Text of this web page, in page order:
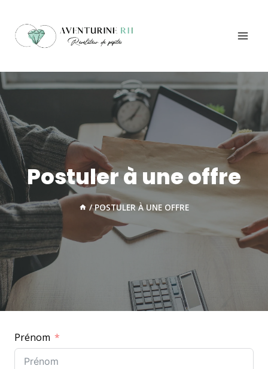
contenu
Postuler à une offre
/ POSTULER À UNE OFFRE
Prénom